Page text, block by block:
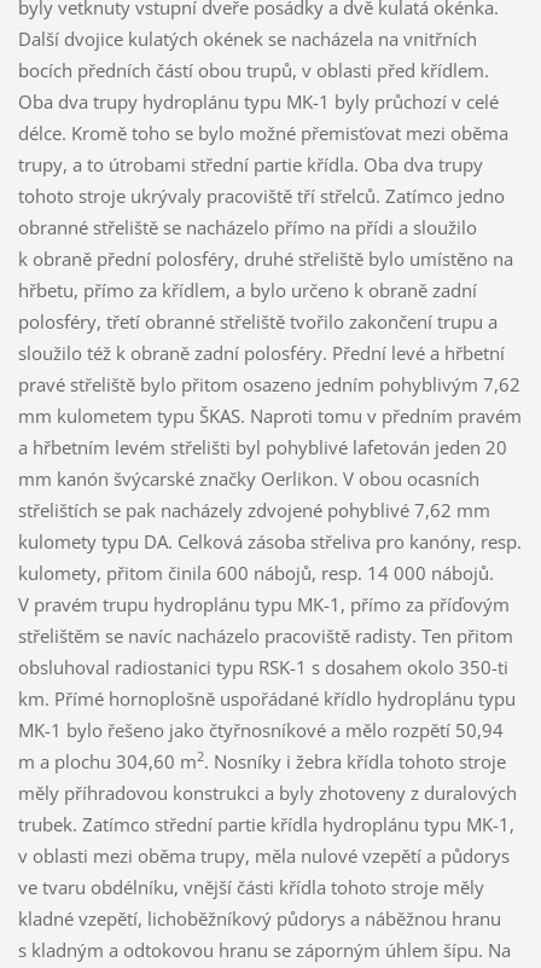
byly vetknuty vstupní dveře posádky a dvě kulatá okénka.
Další dvojice kulatých okének se nacházela na vnitřních
bocích předních částí obou trupů, v oblasti před křídlem.
Oba dva trupy hydroplánu typu MK-1 byly průchozí v celé
délce. Kromě toho se bylo možné přemisťovat mezi oběma
trupy, a to útrobami střední partie křídla. Oba dva trupy
tohoto stroje ukrývaly pracoviště tří střelců. Zatímco jedno
obranné střeliště se nacházelo přímo na přídi a sloužilo
k obraně přední polosféry, druhé střeliště bylo umístěno na
hřbetu, přímo za křídlem, a bylo určeno k obraně zadní
polosféry, třetí obranné střeliště tvořilo zakončení trupu a
sloužilo též k obraně zadní polosféry. Přední levé a hřbetní
pravé střeliště bylo přitom osazeno jedním pohyblivým 7,62
mm kulometem typu ŠKAS. Naproti tomu v předním pravém
a hřbetním levém střelišti byl pohyblivé lafetován jeden 20
mm kanón švýcarské značky Oerlikon. V obou ocasních
střelištích se pak nacházely zdvojené pohyblivé 7,62 mm
kulomety typu DA. Celková zásoba střeliva pro kanóny, resp.
kulomety, přitom činila 600 nábojů, resp. 14 000 nábojů.
V pravém trupu hydroplánu typu MK-1, přímo za příďovým
střelištěm se navíc nacházelo pracoviště radisty. Ten přitom
obsluhoval radiostanici typu RSK-1 s dosahem okolo 350-ti
km. Přímé hornoplošně uspořádané křídlo hydroplánu typu
MK-1 bylo řešeno jako čtyřnosníkové a mělo rozpětí 50,94
m a plochu 304,60 m2. Nosníky i žebra křídla tohoto stroje
měly příhradovou konstrukci a byly zhotoveny z duralových
trubek. Zatímco střední partie křídla hydroplánu typu MK-1,
v oblasti mezi oběma trupy, měla nulové vzepětí a půdorys
ve tvaru obdélníku, vnější části křídla tohoto stroje měly
kladné vzepětí, lichoběžníkový půdorys a náběžnou hranu
s kladným a odtokovou hranu se záporným úhlem šípu. Na